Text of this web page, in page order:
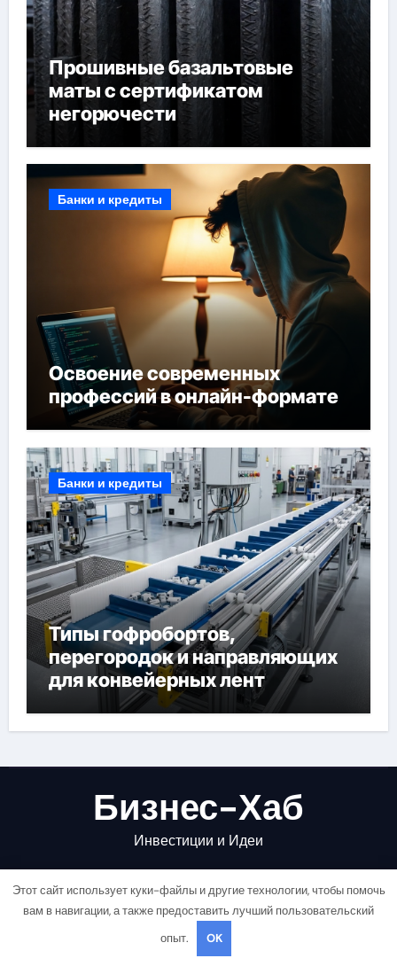
Прошивные базальтовые
маты с сертификатом
негорючести
Банки и кредиты
Освоение современных
профессий в онлайн-формате
Банки и кредиты
Типы гофробортов,
перегородок и направляющих
для конвейерных лент
Бизнес-Хаб
Инвестиции и Идеи
Copyright © All rights reserved |
Этот сайт использует куки-файлы и другие технологии, чтобы помочь
вам в навигации, а также предоставить лучший пользовательский
опыт.
OK